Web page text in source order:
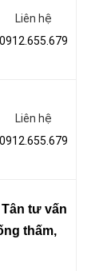
Liên hệ
0912.655.679
Liên hệ
0912.655.679
tư vấn
thấm,